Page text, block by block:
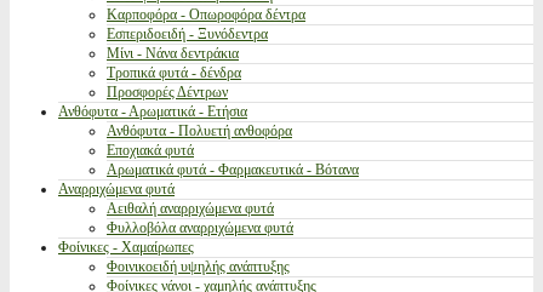
Καρποφόρα - Οπωροφόρα δέντρα
Εσπεριδοειδή - Ξυνόδεντρα
Μίνι - Νάνα δεντράκια
Τροπικά φυτά - δένδρα
Προσφορές Δέντρων
Ανθόφυτα - Αρωματικά - Ετήσια
Ανθόφυτα - Πολυετή ανθοφόρα
Εποχιακά φυτά
Αρωματικά φυτά - Φαρμακευτικά - Βότανα
Αναρριχώμενα φυτά
Αειθαλή αναρριχώμενα φυτά
Φυλλοβόλα αναρριχώμενα φυτά
Φοίνικες - Χαμαίρωπες
Φοινικοειδή υψηλής ανάπτυξης
Φοίνικες νάνοι - χαμηλής ανάπτυξης